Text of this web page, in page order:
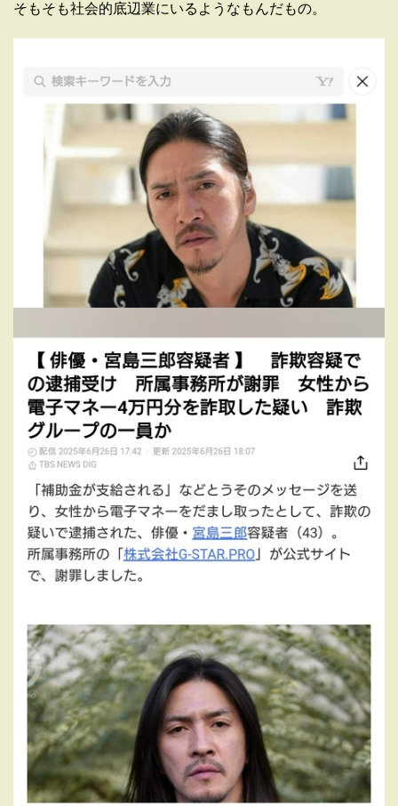
そもそも社会的底辺業にいるようなもんだもの。